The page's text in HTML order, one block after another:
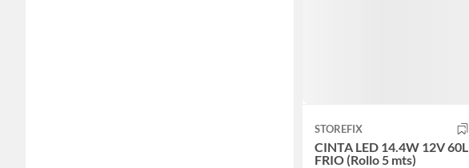
STOREFIX
CINTA LED 14.4W 12V 60L
FRIO (Rollo 5 mts)